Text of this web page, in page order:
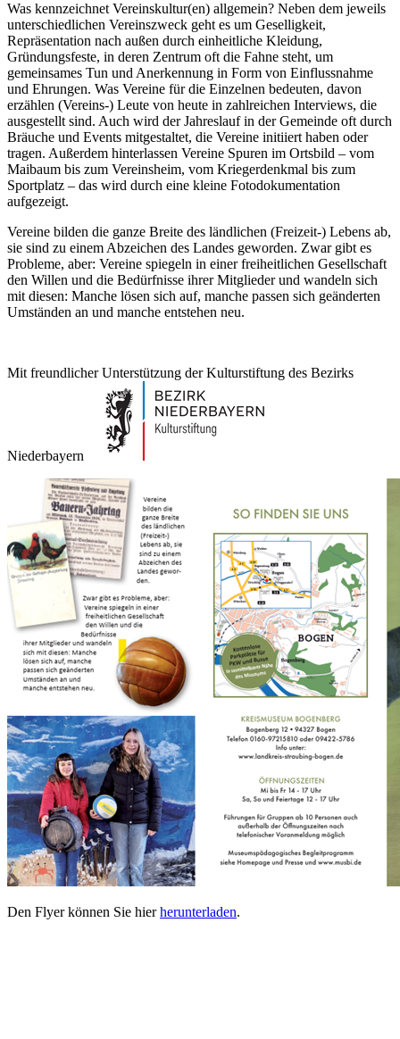
Was kennzeichnet Vereinskultur(en) allgemein? Neben dem jeweils
unterschiedlichen Vereinszweck geht es um Geselligkeit,
Repräsentation nach außen durch einheitliche Kleidung,
Gründungsfeste, in deren Zentrum oft die Fahne steht, um
gemeinsames Tun und Anerkennung in Form von Einflussnahme
und Ehrungen. Was Vereine für die Einzelnen bedeuten, davon
erzählen (Vereins-) Leute von heute in zahlreichen Interviews, die
ausgestellt sind. Auch wird der Jahreslauf in der Gemeinde oft durch
Bräuche und Events mitgestaltet, die Vereine initiiert haben oder
tragen. Außerdem hinterlassen Vereine Spuren im Ortsbild – vom
Maibaum bis zum Vereinsheim, vom Kriegerdenkmal bis zum
Sportplatz – das wird durch eine kleine Fotodokumentation
aufgezeigt.
Vereine bilden die ganze Breite des ländlichen (Freizeit-) Lebens ab,
sie sind zu einem Abzeichen des Landes geworden. Zwar gibt es
Probleme, aber: Vereine spiegeln in einer freiheitlichen Gesellschaft
den Willen und die Bedürfnisse ihrer Mitglieder und wandeln sich
mit diesen: Manche lösen sich auf, manche passen sich geänderten
Umständen an und manche entstehen neu.
Mit freundlicher Unterstützung der Kulturstiftung des Bezirks
Niederbayern
Den Flyer können Sie hierherunterladen.